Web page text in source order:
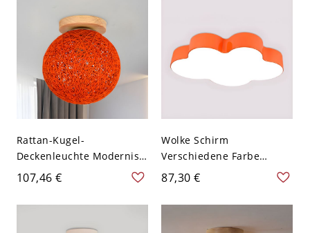
Rattan-Kugel-
Deckenleuchte Modernist
1-Licht Orange für
Badezimmer mit Holz-
Canopy, 6" Dia
107,46 €
Wolke Schirm
Verschiedene Farbe
Deckenlampe
Kindesgarten Acryl LED 1-
Kopf Deckenleuchte -
87,30 €